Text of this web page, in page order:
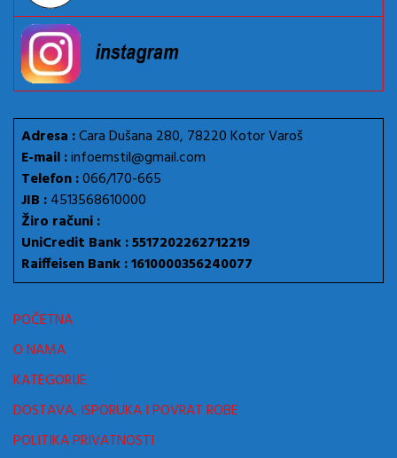
Adresa :Cara Dušana 280, 78220 Kotor Varoš
E-mail :infoemstil@gmail.com
Telefon :066/170-665
JIB :4513568610000
Žiro računi :
UniCredit Bank : 5517202262712219
Raiffeisen Bank : 1610000356240077
POČETNA
O NAMA
KATEGORIJE
DOSTAVA, ISPORUKA I POVRAT ROBE
POLITIKA PRIVATNOSTI